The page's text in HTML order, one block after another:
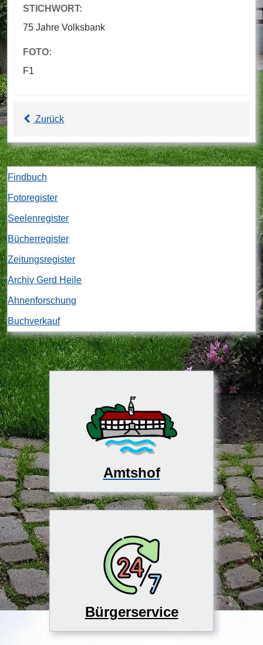
STICHWORT:
75 Jahre Volksbank
FOTO:
F1
Zurück
Findbuch
Fotoregister
Seelenregister
Bücherregister
Zeitungsregister
Archiv Gerd Heile
Ahnenforschung
Buchverkauf
Amtshof
Bürgerservice